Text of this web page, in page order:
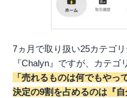
7ヵ月で取り扱い25カテゴ
『Chalyn』ですが、カテゴ
「売れるものは何でもや
決定の9割を占めるのは『